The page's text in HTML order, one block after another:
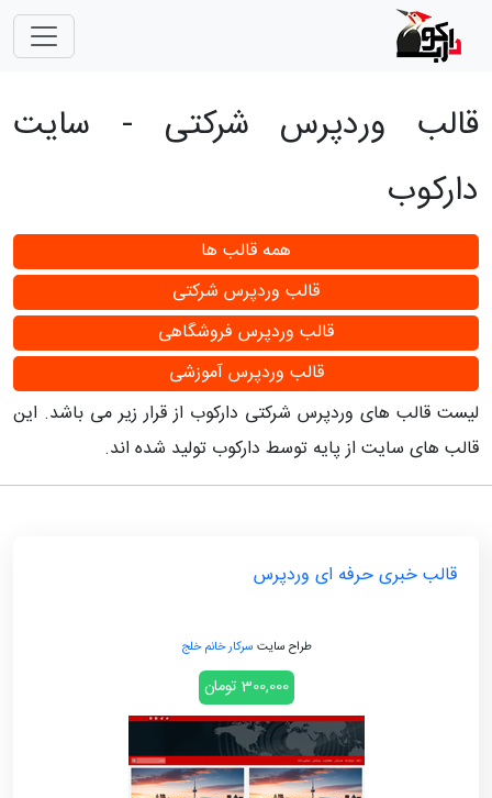
قالب وردپرس شرکتی - سایت
دارکوب
همه قالب ها
قالب وردپرس شرکتی
قالب وردپرس فروشگاهی
قالب وردپرس آموزشی
لیست قالب های وردپرس شرکتی دارکوب از قرار زیر می باشد. این
قالب های سایت از پایه توسط دارکوب تولید شده اند.
قالب خبری حرفه ای وردپرس
طراح سایت سرکار خانم خلج
300,000 تومان